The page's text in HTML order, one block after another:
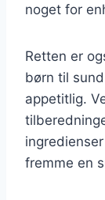
noget for
Retten er
børn til
appetitlig.
fremme en